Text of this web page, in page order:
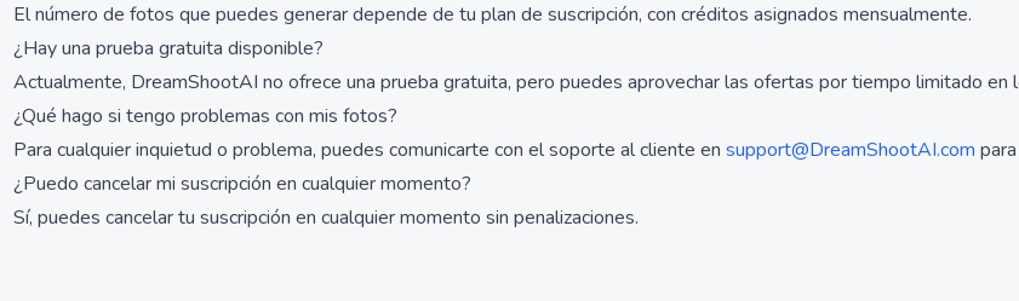
El número de fotos que puedes generar depende de tu plan de suscripción, con créditos asignados mensualmente.
¿Hay una prueba gratuita disponible?
Actualmente, DreamShootAI no ofrece una prueba gratuita, pero puedes aprovechar las ofertas por tiempo limitado en
¿Qué hago si tengo problemas con mis fotos?
Para cualquier inquietud o problema, puedes comunicarte con el soporte al cliente en support@DreamShootAI.com
¿Puedo cancelar mi suscripción en cualquier momento?
Sí, puedes cancelar tu suscripción en cualquier momento sin penalizaciones.